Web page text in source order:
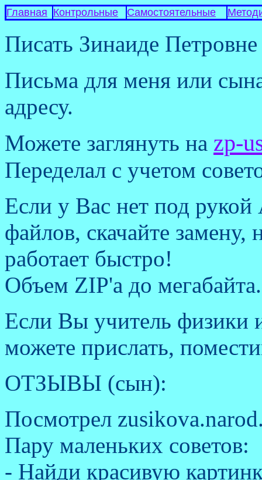
Главная Контрольные Самостоятельные
Писать Зинаиде
Письма для меня или
адресу.
Можете заглянуть на zp-
Переделал с учетом
Если у Вас нет под рукой
файлов, скачайте
работает быстро!
Объем ZIP'a до
Если Вы учитель физики
можете прислать,
ОТЗЫВЫ (сын):
Посмотрел
Пару маленьких советов:
- Найди красивую